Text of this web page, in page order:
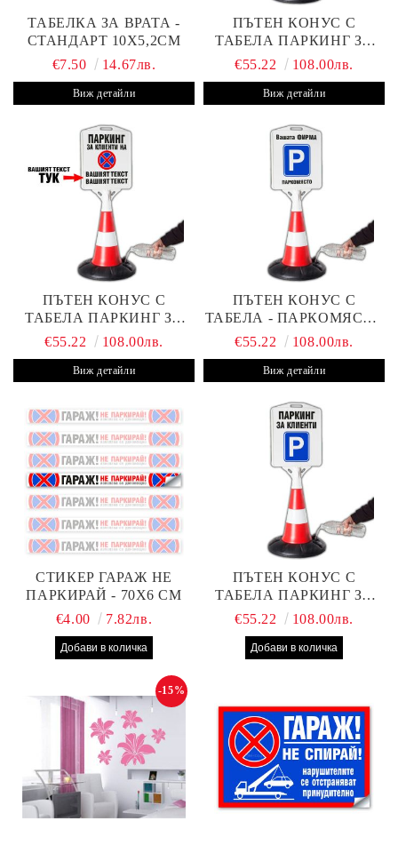
ТАБЕЛКА ЗА ВРАТА -
СТАНДАРТ 10Х5,2СМ
€7.50
14.67лв.
Виж детайли
ПЪТЕН КОНУС С
ТАБЕЛА ПАРКИНГ ЗА
КЛИЕНТИ
€55.22 108.00лв.
Виж детайли
ПЪТЕН КОНУС С
ТАБЕЛА ПАРКИНГ ЗА
КЛИЕНТИ С ВАШ ТЕКСТ
€55.22 108.00лв.
Виж детайли
ПЪТЕН КОНУС С
ТАБЕЛА - ПАРКОМЯСТО
(С ВАШАТА ФИРМА)
€55.22 108.00лв.
Виж детайли
СТИКЕР ГАРАЖ НЕ
ПАРКИРАЙ - 70Х6 СМ
€4.00
7.82лв.
ПЪТЕН КОНУС С
ТАБЕЛА ПАРКИНГ ЗА
КЛИЕНТИ
€55.22 108.00лв.
-15%